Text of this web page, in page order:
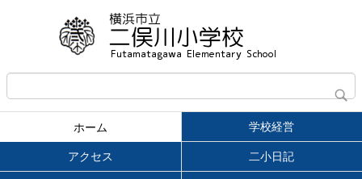
ホーム 学校経営
アクセス 二小日記